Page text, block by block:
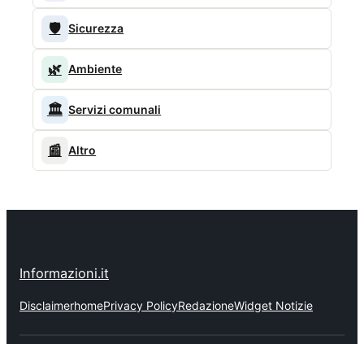
🛡️ Sicurezza
🌿 Ambiente
🏛️ Servizi comunali
📰 Altro
Informazioni.it
DisclaimerhomePrivacy PolicyRedazioneWidget Notizie